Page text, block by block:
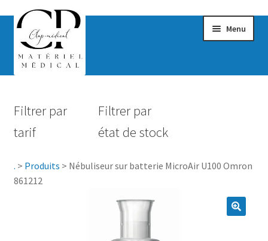
Menu
Hygiène
Filtrer par
tarif
Filtrer par
état de stock
. > Produits > Nébuliseur sur batterie MicroAir U100 Omron
861212